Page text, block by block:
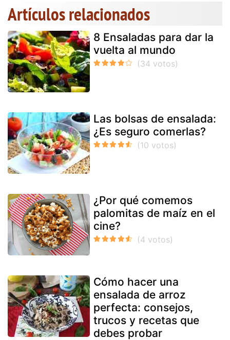
Artículos relacionados
8 Ensaladas para dar la
vuelta al mundo
Las bolsas de ensalada:
¿Es seguro comerlas?
¿Por qué comemos
palomitas de maíz en el
cine?
Cómo hacer una
ensalada de arroz
perfecta: consejos,
trucos y recetas que
debes probar